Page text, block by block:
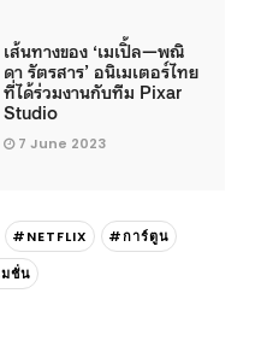
เส้นทางของ ‘เมเปิ้ล—พณิ
ดา รัตรสาร’ อนิเมเตอร์ไทย
ที่ได้ร่วมงานกับทีม Pixar
Studio
7 June 2023
#NETFLIX
#การ์ตูน
ชั่น